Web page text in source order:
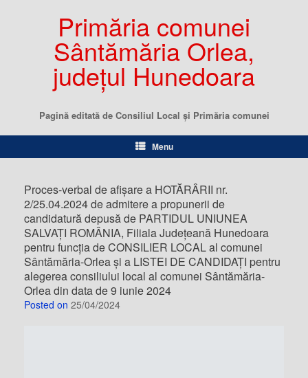
Primăria comunei
Sântămăria Orlea,
județul Hunedoara
Pagină editată de Consiliul Local şi Primăria comunei
Menu
Proces-verbal de afişare a HOTĂRÂRII nr.
2/25.04.2024 de admitere a propunerii de
candidatură depusă de PARTIDUL UNIUNEA
SALVAŢI ROMÂNIA, Filiala Judeţeană Hunedoara
pentru funcţia de CONSILIER LOCAL al comunei
Sântămăria-Orlea şi a LISTEI DE CANDIDAŢI pentru
alegerea consiliului local al comunei Sântămăria-
Orlea din data de 9 iunie 2024
Posted on 25/04/2024